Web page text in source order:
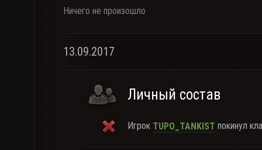
Ничего не произошло
13.09.2017
Личный состав
Игрок TUPO_TANKIST покинул